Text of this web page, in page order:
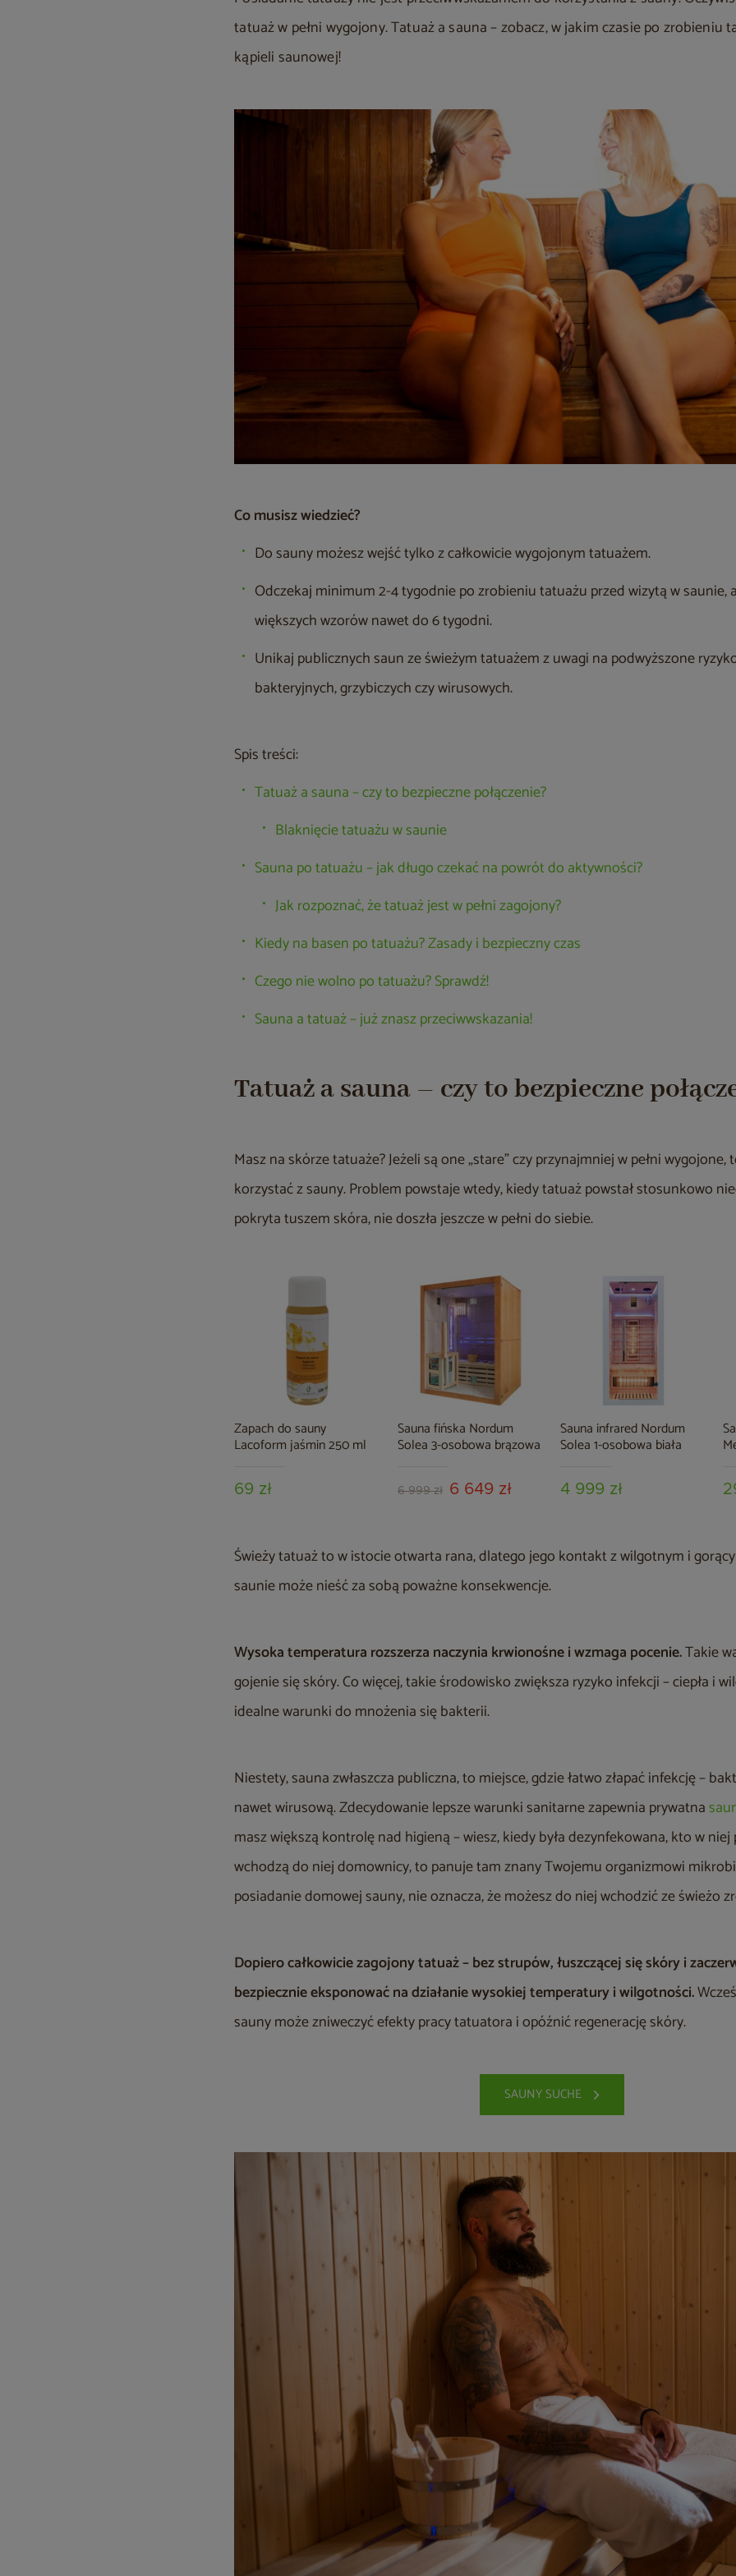
tatuaż w pełni wygojony. Tatuaż a sauna – zobacz, w jakim czasie po zrobieniu
kąpieli saunowej!
Co musisz wiedzieć?
Do sauny możesz wejść tylko z całkowicie wygojonym tatuażem.
Odczekaj minimum 2-4 tygodnie po zrobieniu tatuażu przed wizytą w saunie,
większych wzorów nawet do 6 tygodni.
Unikaj publicznych saun ze świeżym tatuażem z uwagi na podwyższone
bakteryjnych, grzybiczych czy wirusowych.
Spis treści:
Tatuaż a sauna – czy to bezpieczne połączenie?
Blaknięcie tatuażu w saunie
Sauna po tatuażu – jak długo czekać na powrót do aktywności?
Jak rozpoznać, że tatuaż jest w pełni zagojony?
Kiedy na basen po tatuażu? Zasady i bezpieczny czas
Czego nie wolno po tatuażu? Sprawdź!
Sauna a tatuaż – już znasz przeciwwskazania!
Tatuaż a sauna – czy to bezpieczne
Masz na skórze tatuaże? Jeżeli są one „stare” czy przynajmniej w pełni wygojone,
korzystać z sauny. Problem powstaje wtedy, kiedy tatuaż powstał stosunkowo
pokryta tuszem skóra, nie doszła jeszcze w pełni do siebie.
Zapach do sauny
Lacoform jaśmin 250 ml
69 zł
Sauna fińska Nordum
Solea 3-osobowa brązowa
6 999 zł 6 649 zł
Sauna infrared Nordum
Solea 1-osobowa biała
4 999 zł
Świeży tatuaż to w istocie otwarta rana, dlatego jego kontakt z wilgotnym i
saunie może nieść za sobą poważne konsekwencje.
Wysoka temperatura rozszerza naczynia krwionośne i wzmaga pocenie.Takie
gojenie się skóry. Co więcej, takie środowisko zwiększa ryzyko infekcji – ciepła i
idealne warunki do mnożenia się bakterii.
Niestety, sauna zwłaszcza publiczna, to miejsce, gdzie łatwo złapać infekcję –
nawet wirusową. Zdecydowanie lepsze warunki sanitarne zapewnia prywatna
masz większą kontrolę nad higieną – wiesz, kiedy była dezynfekowana, kto w niej
wchodzą do niej domownicy, to panuje tam znany Twojemu organizmowi
posiadanie domowej sauny, nie oznacza, że możesz do niej wchodzić ze świeżo
Dopiero całkowicie zagojony tatuaż – bez strupów, łuszczącej się skóry i
bezpiecznie eksponować na działanie wysokiej temperatury i wilgotności.
sauny może zniweczyć efekty pracy tatuatora i opóźnić regenerację skóry.
SAUNY SUCHE